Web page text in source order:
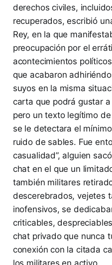
derechos civiles,
recuperados, escribió
Rey, en la que
preocupación por el
acontecimientos
que acabaron
suyos en la misma
carta que podrá gustar
pero un texto legítimo
se le detectara el
ruido de sables. Fue
casualidad”, alguien
chat en el que un
también militares
descerebrados, vejetes
inofensivos, se
criticables,
chat privado que nunca
conexión con la citada